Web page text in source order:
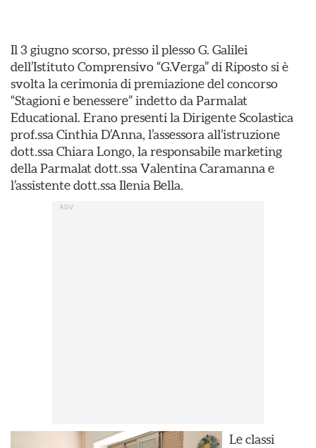
Il 3 giugno scorso, presso il plesso G. Galilei
dell’Istituto Comprensivo “G.Verga” di Riposto si è
svolta la cerimonia di premiazione del concorso
“Stagioni e benessere” indetto da Parmalat
Educational. Erano presenti la Dirigente Scolastica
prof.ssa Cinthia D’Anna, l’assessora all’istruzione
dott.ssa Chiara Longo, la responsabile marketing
della Parmalat dott.ssa Valentina Caramanna e
l’assistente dott.ssa Ilenia Bella.
Le classi